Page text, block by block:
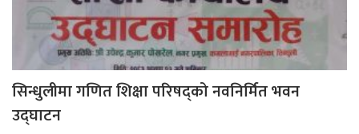
सिन्धुलीमा गणित शिक्षा परिषद्को नवनिर्मित भवन
उद्घाटन